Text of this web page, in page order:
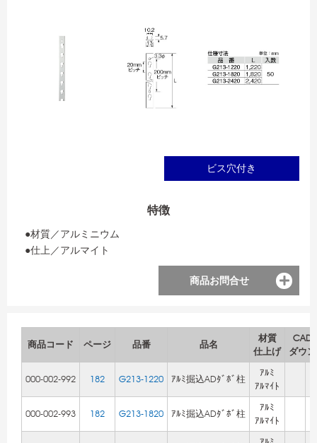
ビス穴付き
特徴
●材質／アルミニウム
●仕上／アルマイト
商品お問合せ
商品コード ページ 品番 品名
材質
仕上げ
CAD
ダウ
000-002-992 182 G213-1220 ｱﾙﾐ掘込ADﾀﾞﾎﾞ柱
ｱﾙﾐ
ｱﾙﾏｲﾄ
000-002-993 182 G213-1820 ｱﾙﾐ掘込ADﾀﾞﾎﾞ柱
ｱﾙﾐ
ｱﾙﾏｲﾄ